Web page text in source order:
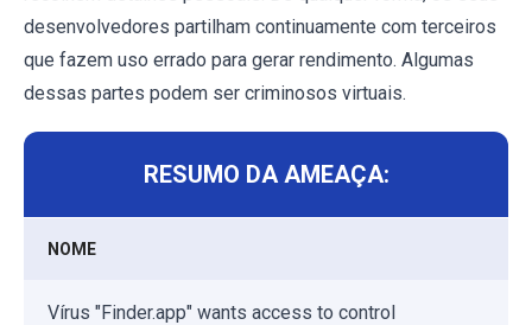
desenvolvedores partilham continuamente com terceiros
que fazem uso errado para gerar rendimento. Algumas
dessas partes podem ser criminosos virtuais.
RESUMO DA AMEAÇA:
NOME
Vírus "Finder.app" wants access to control